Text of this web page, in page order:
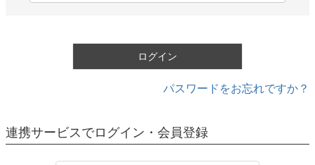
)
ログイン
パスワードをお忘れですか？
連携サービスでログイン・会員登録